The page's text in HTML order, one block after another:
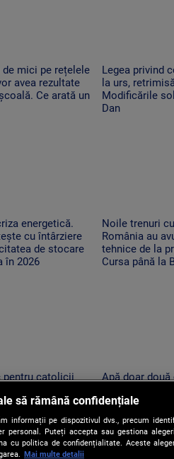
mici pe rețelele
avea rezultate
Ce arată un
Legea privind
la urs,
Modificările
Dan
energetică.
cu întârziere
de stocare
în 2026
Noile trenuri
România au
tehnice de la
Cursa până la
catolicii
a ajuns la Arad
Apă doar două
sunt revoltați:
vine la ore
să rămână confidențiale
informații pe dispozitivul dvs., precum
personal. Puteți accepta sau gestiona
cu politica de confidențialitate. Aceste
Mai multe detalii